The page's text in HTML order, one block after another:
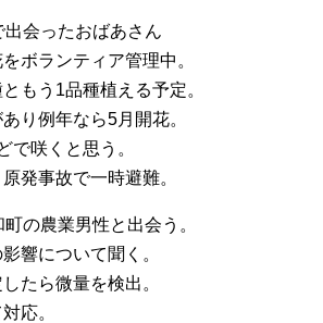
会ったおばあさん
ボランティア管理中。
もう1品種植える予定。
り例年なら5月開花。
で咲くと思う。
発事故で一時避難。
の農業男性と出会う。
響について聞く。
たら微量を検出。
応。